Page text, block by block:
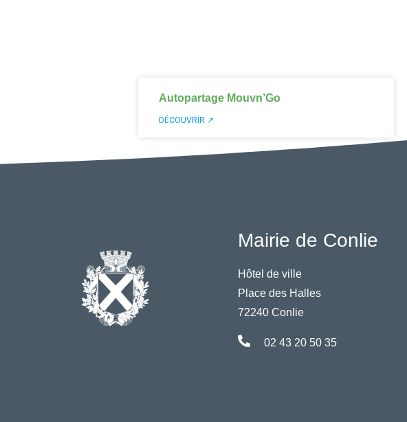
Autopartage Mouvn’Go
DÉCOUVRIR ↗
Mairie de Conlie
Hôtel de ville
Place des Halles
72240 Conlie
02 43 20 50 35